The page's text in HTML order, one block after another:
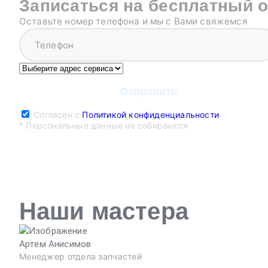
Записаться на бесплатный
Оставьте номер телефона и мы с Вами свяжемся
Согласен с Политикой конфиденциальности
* Персональные данные не собираются
Наши мастера
Артем Анисимов
Менеджер отдела запчастей